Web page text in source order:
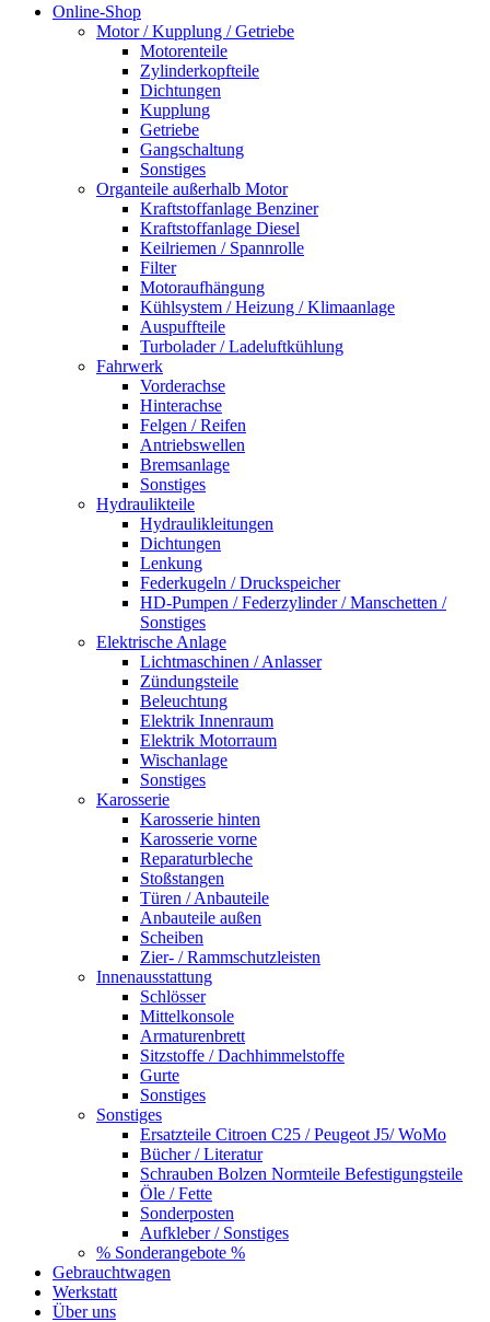
Online-Shop
Motor / Kupplung / Getriebe
Motorenteile
Zylinderkopfteile
Dichtungen
Kupplung
Getriebe
Gangschaltung
Sonstiges
Organteile außerhalb Motor
Kraftstoffanlage Benziner
Kraftstoffanlage Diesel
Keilriemen / Spannrolle
Filter
Motoraufhängung
Kühlsystem / Heizung / Klimaanlage
Auspuffteile
Turbolader / Ladeluftkühlung
Fahrwerk
Vorderachse
Hinterachse
Felgen / Reifen
Antriebswellen
Bremsanlage
Sonstiges
Hydraulikteile
Hydraulikleitungen
Dichtungen
Lenkung
Federkugeln / Druckspeicher
HD-Pumpen / Federzylinder / Manschetten /
Sonstiges
Elektrische Anlage
Lichtmaschinen / Anlasser
Zündungsteile
Beleuchtung
Elektrik Innenraum
Elektrik Motorraum
Wischanlage
Sonstiges
Karosserie
Karosserie hinten
Karosserie vorne
Reparaturbleche
Stoßstangen
Türen / Anbauteile
Anbauteile außen
Scheiben
Zier- / Rammschutzleisten
Innenausstattung
Schlösser
Mittelkonsole
Armaturenbrett
Sitzstoffe / Dachhimmelstoffe
Gurte
Sonstiges
Sonstiges
Ersatzteile Citroen C25 / Peugeot J5/ WoMo
Bücher / Literatur
Schrauben Bolzen Normteile Befestigungsteile
Öle / Fette
Sonderposten
Aufkleber / Sonstiges
% Sonderangebote %
Gebrauchtwagen
Werkstatt
Über uns